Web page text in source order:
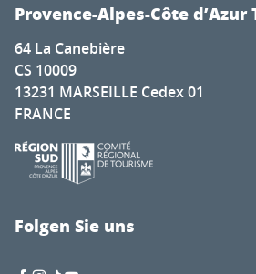
Provence-Alpes-Côte
64 La Canebière
CS 10009
13231 MARSEILLE Cedex 01
FRANCE
Folgen Sie uns